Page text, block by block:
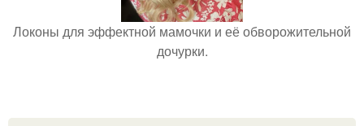
Локоны для эффектной мамочки и её обворожительной
дочурки.